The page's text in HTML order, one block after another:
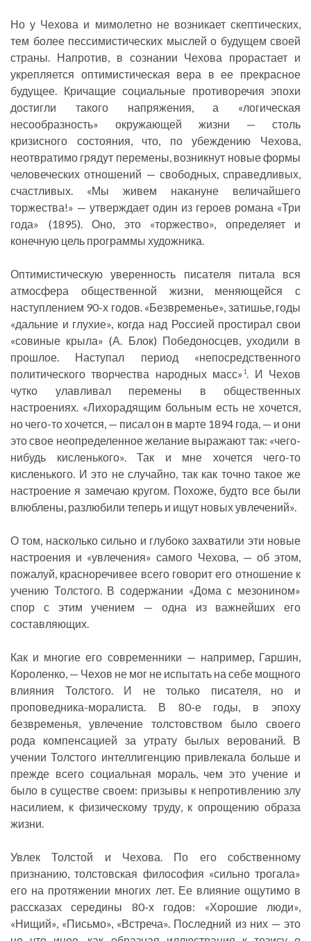
Но у Чехова и мимолетно не возникает скептических,
тем более пессимистических мыслей о будущем своей
страны. Напротив, в сознании Чехова прорастает и
укрепляется оптимистическая вера в ее прекрасное
будущее. Кричащие социальные противоречия эпохи
достигли такого напряжения, а «логическая
несообразность» окружающей жизни — столь
кризисного состояния, что, по убеждению Чехова,
неотвратимо грядут перемены, возникнут новые формы
человеческих отношений — свободных, справедливых,
счастливых. «Мы живем накануне величайшего
торжества!» — утверждает один из героев романа «Три
года» (1895). Оно, это «торжество», определяет и
конечную цель программы художника.
Оптимистическую уверенность писателя питала вся
атмосфера общественной жизни, меняющейся с
наступлением 90-х годов. «Безвременье», затишье, годы
«дальние и глухие», когда над Россией простирал свои
«совиные крыла» (А. Блок) Победоносцев, уходили в
прошлое. Наступал период «непосредственного
политического творчества народных масс»1. И Чехов
чутко улавливал перемены в общественных
настроениях. «Лихорадящим больным есть не хочется,
но чего-то хочется, — писал он в марте 1894 года, — и они
это свое неопределенное желание выражают так: «чего-
нибудь кисленького». Так и мне хочется чего-то
кисленького. И это не случайно, так как точно такое же
настроение я замечаю кругом. Похоже, будто все были
влюблены, разлюбили теперь и ищут новых увлечений».
О том, насколько сильно и глубоко захватили эти новые
настроения и «увлечения» самого Чехова, — об этом,
пожалуй, красноречивее всего говорит его отношение к
учению Толстого. В содержании «Дома с мезонином»
спор с этим учением — одна из важнейших его
составляющих.
Как и многие его современники — например, Гаршин,
Короленко, — Чехов не мог не испытать на себе мощного
влияния Толстого. И не только писателя, но и
проповедника-моралиста. В 80-е годы, в эпоху
безвременья, увлечение толстовством было своего
рода компенсацией за утрату былых верований. В
учении Толстого интеллигенцию привлекала больше и
прежде всего социальная мораль, чем это учение и
было в существе своем: призывы к непротивлению злу
насилием, к физическому труду, к опрощению образа
жизни.
Увлек Толстой и Чехова. По его собственному
признанию, толстовская философия «сильно трогала»
его на протяжении многих лет. Ее влияние ощутимо в
рассказах середины 80-х годов: «Хорошие люди»,
«Нищий», «Письмо», «Встреча». Последний из них — это